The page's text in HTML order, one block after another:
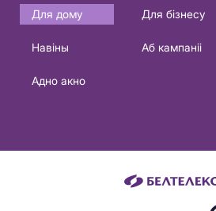
Основная
навигация
Для дому Для бізнесу
Навіны
Аб кампаніі
Адно акно